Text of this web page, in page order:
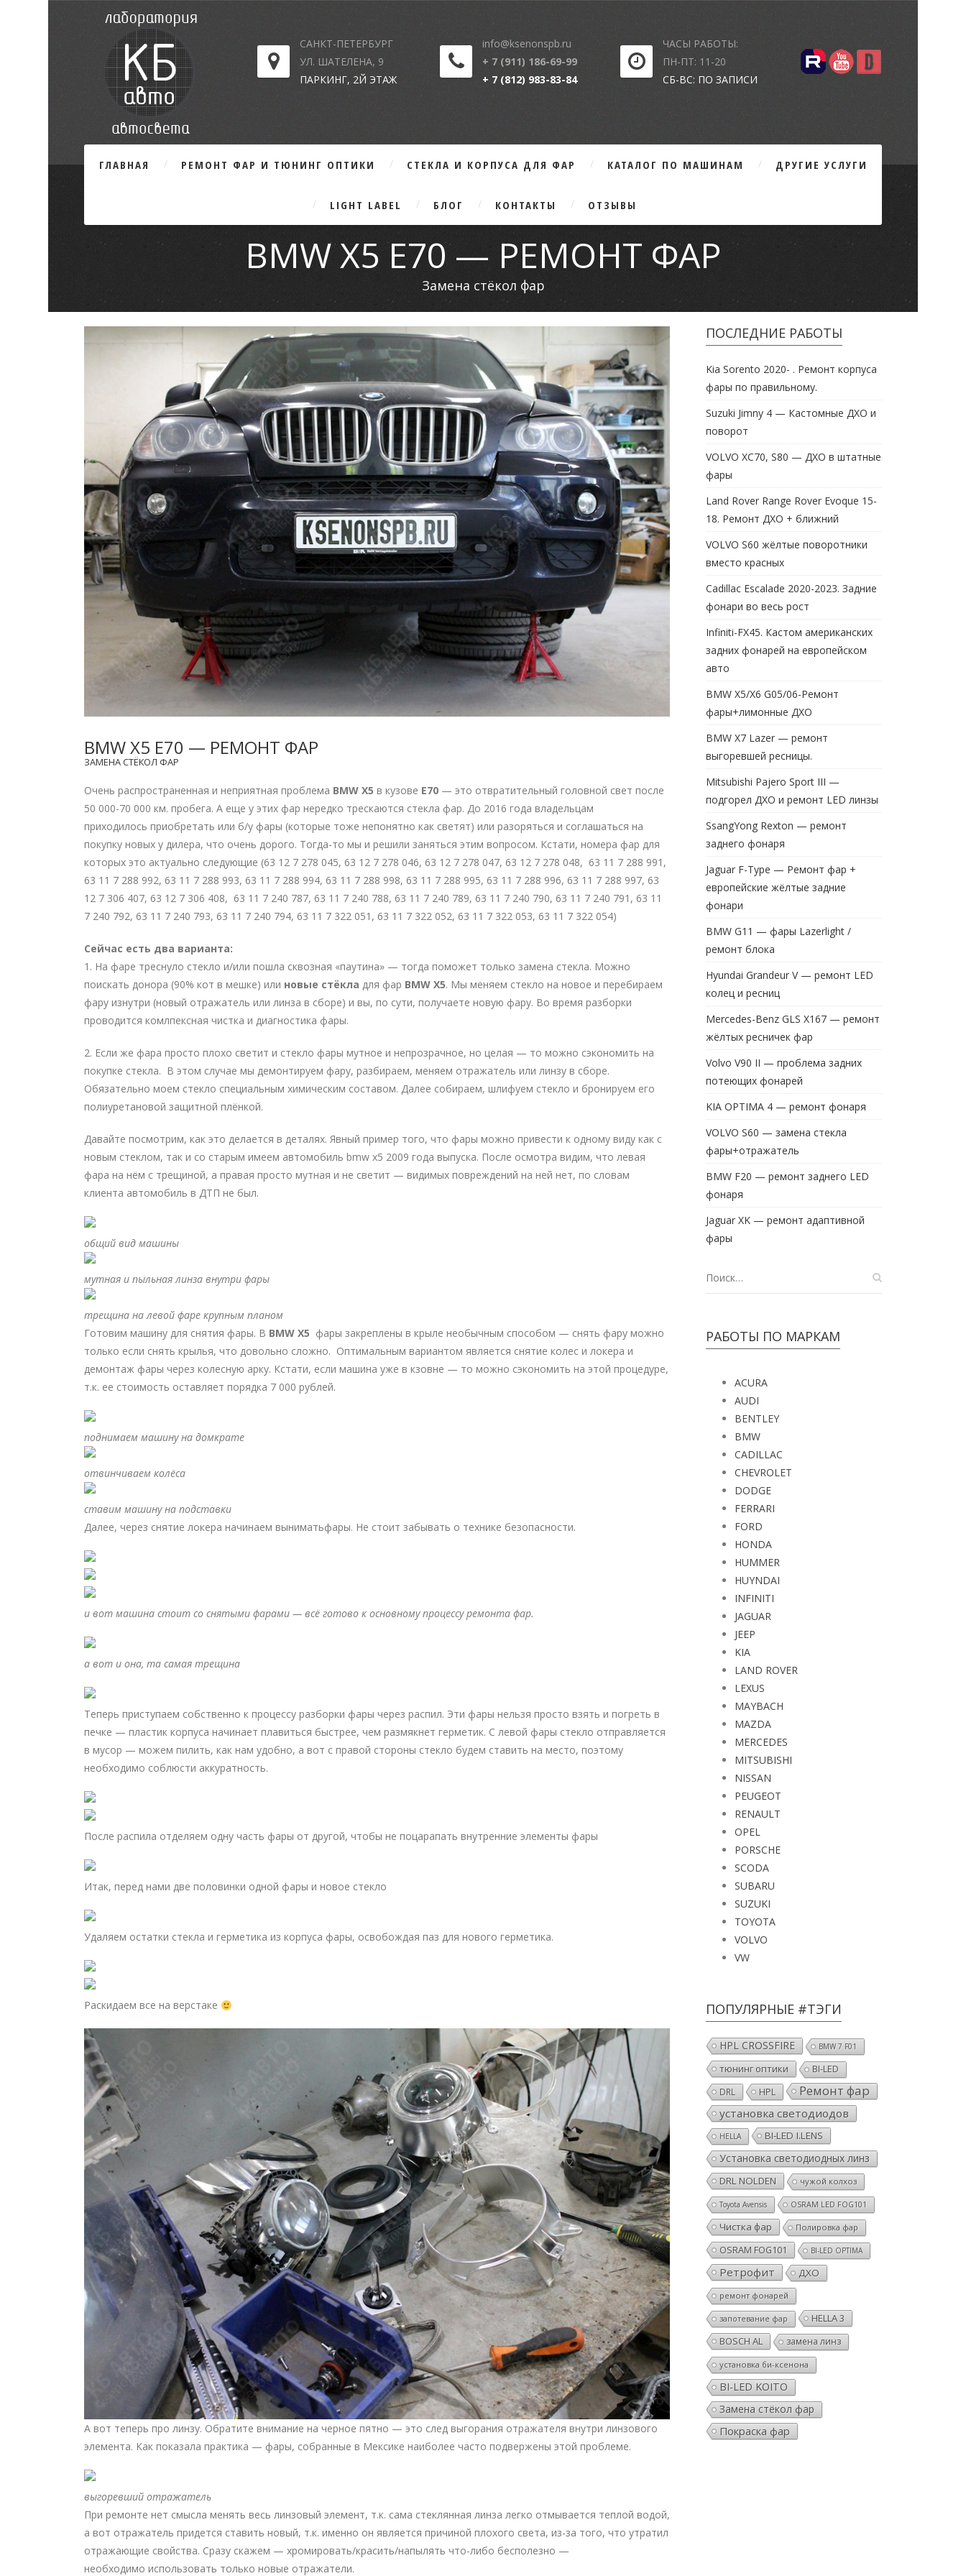
САНКТ-ПЕТЕРБУРГ
УЛ. ШАТЕЛЕНА, 9
ПАРКИНГ, 2Й ЭТАЖ
info@ksenonspb.ru
+ 7 (911) 186-69-99
+ 7 (812) 983-83-84
ЧАСЫ РАБОТЫ:
ПН-ПТ: 11-20
СБ-ВС: ПО ЗАПИСИ
ГЛАВНАЯ РЕМОНТ ФАР И ТЮНИНГ ОПТИКИ СТЕКЛА И КОРПУСА ДЛЯ ФАР КАТАЛОГ ПО МАШИНАМ ДРУГИЕ УСЛУГИ
LIGHT LABEL БЛОГ КОНТАКТЫ ОТЗЫВЫ
BMW X5 E70 — РЕМОНТ ФАР
Замена стёкол фар
BMW X5 E70 — РЕМОНТ ФАР
ЗАМЕНА СТЁКОЛ ФАР
Очень распространенная и неприятная проблема BMW X5 в кузове E70 — это отвратительный головной свет после
50 000-70 000 км. пробега. А еще у этих фар нередко трескаются стекла фар. До 2016 года владельцам
приходилось приобретать или б/у фары (которые тоже непонятно как светят) или разоряться и соглашаться на
покупку новых у дилера, что очень дорого. Тогда-то мы и решили заняться этим вопросом. Кстати, номера фар для
которых это актуально следующие (63 12 7 278 045, 63 12 7 278 046, 63 12 7 278 047, 63 12 7 278 048, 63 11 7 288 991,
63 11 7 288 992, 63 11 7 288 993, 63 11 7 288 994, 63 11 7 288 998, 63 11 7 288 995, 63 11 7 288 996, 63 11 7 288 997, 63
12 7 306 407, 63 12 7 306 408, 63 11 7 240 787, 63 11 7 240 788, 63 11 7 240 789, 63 11 7 240 790, 63 11 7 240 791, 63 11
7 240 792, 63 11 7 240 793, 63 11 7 240 794, 63 11 7 322 051, 63 11 7 322 052, 63 11 7 322 053, 63 11 7 322 054)
Сейчас есть два варианта:
1. На фаре треснуло стекло и/или пошла сквозная «паутина» — тогда поможет только замена стекла. Можно
поискать донора (90% кот в мешке) или новые стёкла для фар BMW X5. Мы меняем стекло на новое и перебираем
фару изнутри (новый отражатель или линза в сборе) и вы, по сути, получаете новую фару. Во время разборки
проводится комлпексная чистка и диагностика фары.
2. Если же фара просто плохо светит и стекло фары мутное и непрозрачное, но целая — то можно сэкономить на
покупке стекла. В этом случае мы демонтируем фару, разбираем, меняем отражатель или линзу в сборе.
Обязательно моем стекло специальным химическим составом. Далее собираем, шлифуем стекло и бронируем его
полиуретановой защитной плёнкой.
Давайте посмотрим, как это делается в деталях. Явный пример того, что фары можно привести к одному виду как с
новым стеклом, так и со старым имеем автомобиль bmw x5 2009 года выпуска. После осмотра видим, что левая
фара на нём с трещиной, а правая просто мутная и не светит — видимых повреждений на ней нет, по словам
клиента автомобиль в ДТП не был.
общий вид машины
мутная и пыльная линза внутри фары
трещина на левой фаре крупным планом
Готовим машину для снятия фары. В BMW X5 фары закреплены в крыле необычным способом — снять фару можно
только если снять крылья, что довольно сложно. Оптимальным вариантом является снятие колес и локера и
демонтаж фары через колесную арку. Кстати, если машина уже в кзовне — то можно сэкономить на этой процедуре,
т.к. ее стоимость оставляет порядка 7 000 рублей.
поднимаем машину на домкрате
отвинчиваем колёса
ставим машину на подставки
Далее, через снятие локера начинаем выниматьфары. Не стоит забывать о технике безопасности.
и вот машина стоит со снятыми фарами — всё готово к основному процессу ремонта фар.
а вот и она, та самая трещина
Теперь приступаем собственно к процессу разборки фары через распил. Эти фары нельзя просто взять и погреть в
печке — пластик корпуса начинает плавиться быстрее, чем размякнет герметик. С левой фары стекло отправляется
в мусор — можем пилить, как нам удобно, а вот с правой стороны стекло будем ставить на место, поэтому
необходимо соблюсти аккуратность.
После распила отделяем одну часть фары от другой, чтобы не поцарапать внутренние элементы фары
Итак, перед нами две половинки одной фары и новое стекло
Удаляем остатки стекла и герметика из корпуса фары, освобождая паз для нового герметика.
Раскидаем все на верстаке
А вот теперь про линзу. Обратите внимание на черное пятно — это след выгорания отражателя внутри линзового
элемента. Как показала практика — фары, собранные в Мексике наиболее часто подвержены этой проблеме.
выгоревший отражатель
При ремонте нет смысла менять весь линзовый элемент, т.к. сама стеклянная линза легко отмывается теплой водой,
а вот отражатель придется ставить новый, т.к. именно он является причиной плохого света, из-за того, что утратил
отражающие свойства. Сразу скажем — хромировать/красить/напылять что-либо бесполезно —
необходимо использовать только новые отражатели.
ПОСЛЕДНИЕ РАБОТЫ
Kia Sorento 2020- . Ремонт корпуса
фары по правильному.
Suzuki Jimny 4 — Кастомные ДХО и
поворот
VOLVO XC70, S80 — ДХО в штатные
фары
Land Rover Range Rover Evoque 15-
18. Ремонт ДХО + ближний
VOLVO S60 жёлтые поворотники
вместо красных
Cadillac Escalade 2020-2023. Задние
фонари во весь рост
Infiniti-FX45. Кастом американских
задних фонарей на европейском
авто
BMW X5/X6 G05/06-Ремонт
фары+лимонные ДХО
BMW X7 Lazer — ремонт
выгоревшей ресницы.
Mitsubishi Pajero Sport III —
подгорел ДХО и ремонт LED линзы
SsangYong Rexton — ремонт
заднего фонаря
Jaguar F-Type — Ремонт фар +
европейские жёлтые задние
фонари
BMW G11 — фары Lazerlight /
ремонт блока
Hyundai Grandeur V — ремонт LED
колец и ресниц
Mercedes-Benz GLS X167 — ремонт
жёлтых ресничек фар
Volvo V90 II — проблема задних
потеющих фонарей
KIA OPTIMA 4 — ремонт фонаря
VOLVO S60 — замена стекла
фары+отражатель
BMW F20 — ремонт заднего LED
фонаря
Jaguar XK — ремонт адаптивной
фары
РАБОТЫ ПО МАРКАМ
ACURA
AUDI
BENTLEY
BMW
CADILLAC
CHEVROLET
DODGE
FERRARI
FORD
HONDA
HUMMER
HUYNDAI
INFINITI
JAGUAR
JEEP
KIA
LAND ROVER
LEXUS
MAYBACH
MAZDA
MERCEDES
MITSUBISHI
NISSAN
PEUGEOT
RENAULT
OPEL
PORSCHE
SCODA
SUBARU
SUZUKI
TOYOTA
VOLVO
VW
ПОПУЛЯРНЫЕ #ТЭГИ
HPL CROSSFIRE BMW 7 F01
тюнинг оптики BI-LED
DRL HPL Ремонт фар
установка светодиодов
HELLA BI-LED I.LENS
Установка светодиодных линз
DRL NOLDEN чужой колхоз
Toyota Avensis OSRAM LED FOG101
Чистка фар Полировка фар
OSRAM FOG101 BI-LED OPTIMA
Ретрофит ДХО
ремонт фонарей
запотевание фар
HELLA 3
BOSCH AL
замена линз
установка би-ксенона
BI-LED KOITO
Замена стёкол фар
Покраска фар